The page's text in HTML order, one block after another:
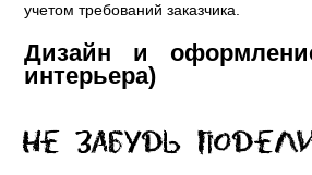
учетом требований заказчика.
Дизайн и
интерьера)